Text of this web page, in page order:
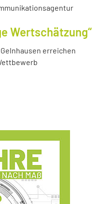
Wertschätzung“
erreichen